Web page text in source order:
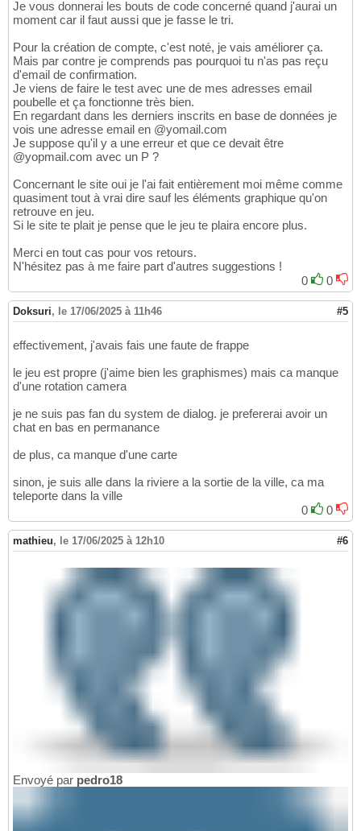
Je vous donnerai les bouts de code concerné quand j'aurai un
moment car il faut aussi que je fasse le tri.
Pour la création de compte, c'est noté, je vais améliorer ça.
Mais par contre je comprends pas pourquoi tu n'as pas reçu
d'email de confirmation.
Je viens de faire le test avec une de mes adresses email
poubelle et ça fonctionne très bien.
En regardant dans les derniers inscrits en base de données je
vois une adresse email en @yomail.com
Je suppose qu'il y a une erreur et que ce devait être
@yopmail.com avec un P ?
Concernant le site oui je l'ai fait entièrement moi même comme
quasiment tout à vrai dire sauf les éléments graphique qu'on
retrouve en jeu.
Si le site te plait je pense que le jeu te plaira encore plus.
Merci en tout cas pour vos retours.
N'hésitez pas à me faire part d'autres suggestions !
0
0
Doksuri, le 17/06/2025 à 11h46 #5
effectivement, j'avais fais une faute de frappe
le jeu est propre (j'aime bien les graphismes) mais ca manque
d'une rotation camera
je ne suis pas fan du system de dialog. je prefererai avoir un
chat en bas en permanance
de plus, ca manque d'une carte
sinon, je suis alle dans la riviere a la sortie de la ville, ca ma
teleporte dans la ville
0
0
mathieu, le 17/06/2025 à 12h10 #6
Envoyé par pedro18